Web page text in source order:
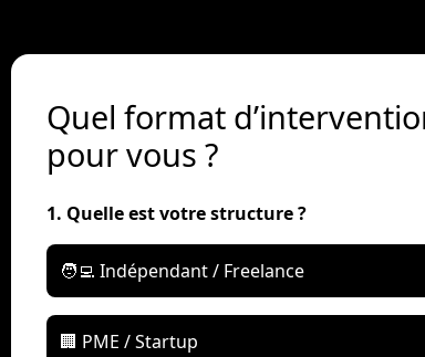
Quel format
pour vous ?
1. Quelle est votre structure ?
🧑‍💻 Indépendant / Freelance
🏢 PME / Startup